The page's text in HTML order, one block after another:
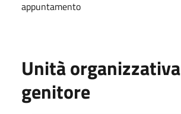
appuntamento
Unità organizzativa
genitore